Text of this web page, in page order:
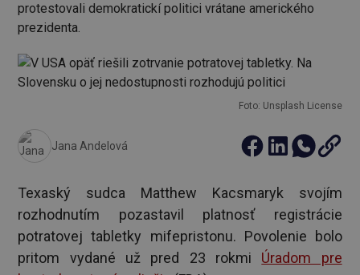
protestovali demokratickí politici vrátane amerického
prezidenta.
Foto: Unsplash License
Jana Andelová
Texaský sudca Matthew Kacsmaryk svojím
rozhodnutím pozastavil platnosť registrácie
potratovej tabletky mifepristonu. Povolenie bolo
pritom vydané už pred 23 rokmi Úradom pre